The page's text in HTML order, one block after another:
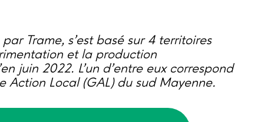
Trame, s’est basé sur 4 territoires
et la production
juin 2022. L’un d’entre eux correspond
Action Local (GAL) du sud Mayenne.